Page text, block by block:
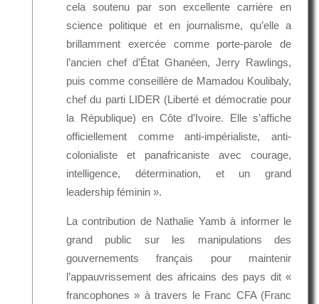
cela soutenu par son excellente carrière en
science politique et en journalisme, qu’elle a
brillamment exercée comme porte-parole de
l’ancien chef d’État Ghanéen, Jerry Rawlings,
puis comme conseillère de Mamadou Koulibaly,
chef du parti LIDER (Liberté et démocratie pour
la République) en Côte d’Ivoire. Elle s’affiche
officiellement comme anti-impérialiste, anti-
colonialiste et panafricaniste avec courage,
intelligence, détermination, et un grand
leadership féminin ».
La contribution de Nathalie Yamb à informer le
grand public sur les manipulations des
gouvernements français pour maintenir
l’appauvrissement des africains des pays dit «
francophones » à travers le Franc CFA (Franc